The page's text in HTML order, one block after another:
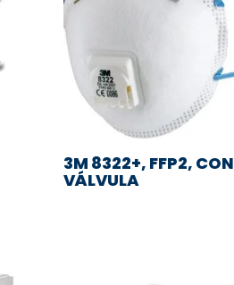
3M 8322+, FFP2, CON
VÁLVULA